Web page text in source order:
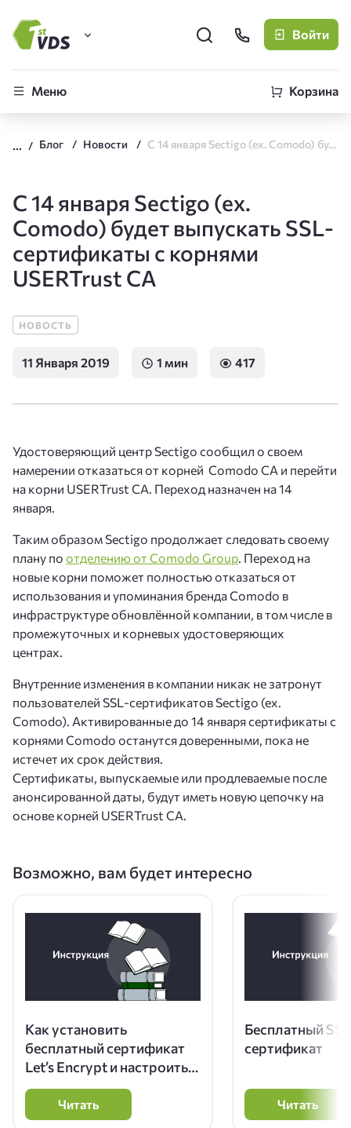
FirstVDS (вы здесь)
CLO
Войти
Меню Корзина
Блог Новости С 14 января Sectigo (ex. Comodo) будет выпускать SSL-сертификаты с корнями USERTrust CA
С 14 января Sectigo (ex.
Comodo) будет выпускать SSL-
сертификаты с корнями
USERTrust CA
НОВОСТЬ
11 Января 2019 1 мин 417
Удостоверяющий центр Sectigo сообщил о своем
намерении отказаться от корней Comodo CA и перейти
на корни USERTrust CA. Переход назначен на 14
января.
Таким образом Sectigo продолжает следовать своему
плану по отделению от Comodo Group. Переход на
новые корни поможет полностью отказаться от
использования и упоминания бренда Comodo в
инфраструктуре обновлённой компании, в том числе в
промежуточных и корневых удостоверяющих
центрах.
Внутренние изменения в компании никак не затронут
пользователей SSL-сертификатов Sectigo (ex.
Comodo). Активированные до 14 января сертификаты с
корнями Comodo останутся доверенными, пока не
истечет их срок действия.
Сертификаты, выпускаемые или продлеваемые после
анонсированной даты, будут иметь новую цепочку на
основе корней USERTrust CA.
Возможно, вам будет интересно
Как установить
бесплатный сертификат
Let’s Encrypt и настроить
автоматический
перевыпуск
Читать
Бесплатный
сертификат
Читать